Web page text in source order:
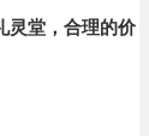
灵堂，合理的价